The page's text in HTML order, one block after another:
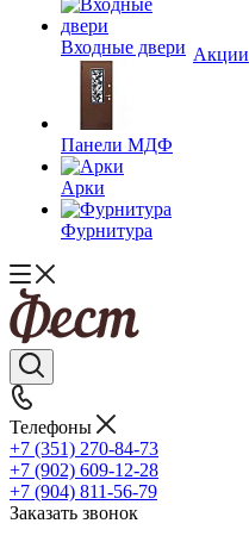
Входные двери
Панели МДФ
Арки
Фурнитура
Акции
Телефоны
+7 (351) 270-84-73
+7 (902) 609-12-28
+7 (904) 811-56-79
Заказать звонок